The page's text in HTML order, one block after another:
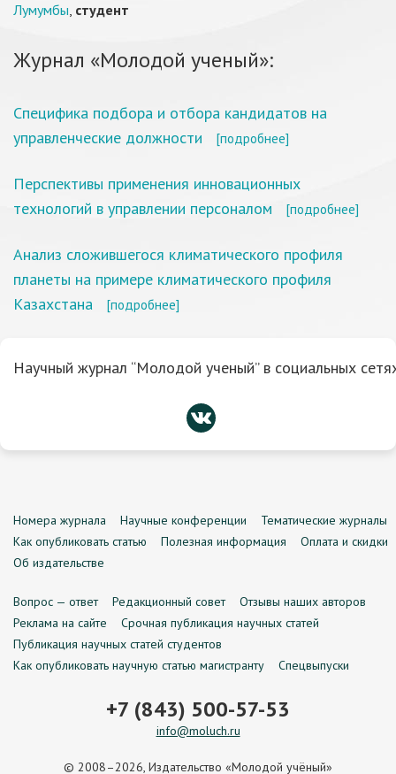
Лумумбы, студент
Журнал «Молодой ученый»:
Специфика подбора и отбора кандидатов на
управленческие должности
[подробнее]
Перспективы применения инновационных
технологий в управлении персоналом
[подробнее]
Анализ сложившегося климатического профиля
планеты на примере климатического профиля
Казахстана
[подробнее]
Научный журнал “Молодой ученый” в социальных
Номера журнала Научные конференции
Тематические журналы
Как опубликовать статью
Полезная информация
Оплата и скидки
Об издательстве
Вопрос — ответ Редакционный совет
Отзывы наших авторов
Реклама на сайте
Срочная публикация научных статей
Публикация научных статей студентов
Как опубликовать научную статью магистранту
Спецвыпуски
+7 (843) 500-57-53
info@moluch.ru
© 2008–2026, Издательство «Молодой учёный»